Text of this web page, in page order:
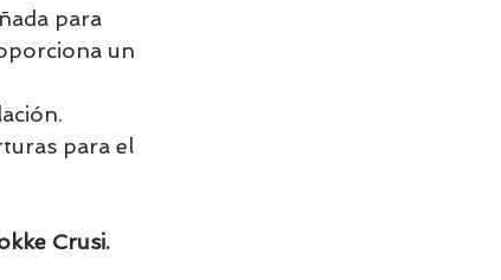
para
un
para el
Crusi.